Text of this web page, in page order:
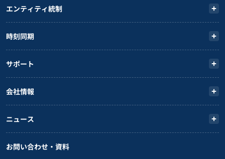
エンティティ統制
時刻同期
サポート
会社情報
ニュース
お問い合わせ・資料